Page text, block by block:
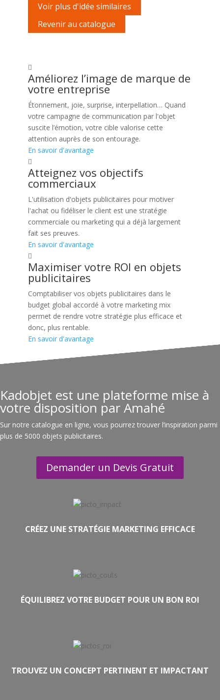
Voir plus d'idée similaires
Revenir au catalogue
Améliorez l’image de marque de
votre entreprise
Étonnement, joie, surprise, interpellation… Quand
votre campagne de communication par l'objet
suscite l’émotion, votre cible valorise cette
attention auprès de son entourage.
En savoir d'avantage
Atteignez vos objectifs
commerciaux
L'utilisation d'objets publicitaires pour motiver
l'achat ou fidéliser le client est une stratégie
commerciale ou marketing qui a déjà largement
fait ses preuves.
En savoir d'avantage
Maximiser votre ROI en objets
publicitaires
Comptabiliser vos objets publicitaires dans le
budget global accordé à votre marketing mix
permet de rendre votre stratégie plus efficace et
donc, plus rentable.
En savoir d'avantage
Kadobjet est une plateforme mise à
votre disposition par Amahé
Sur notre catalogue en ligne, vous pourrez trouver l’inspiration parmi
plus de 5000 objets publicitaires.
Demander un Devis Gratuit
CRÉEZ UNE STRATÉGIE MARKETING EFFICACE
ÉQUILIBREZ VOTRE BUDGET POUR UN BON ROI
TROUVEZ UN CONCEPT PERTINENT ET IMPACTANT